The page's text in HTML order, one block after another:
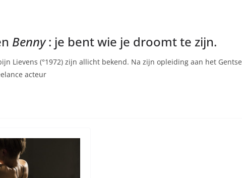
Benny: je bent wie je droomt te zijn.
Lievens (°1972) zijn allicht bekend. Na zijn opleiding aan het Gentse
acteur